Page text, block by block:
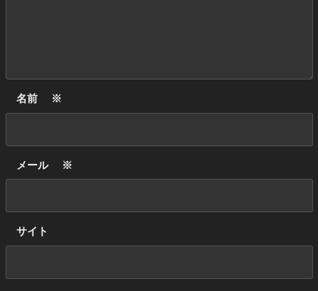
名前 ※
メール ※
サイト